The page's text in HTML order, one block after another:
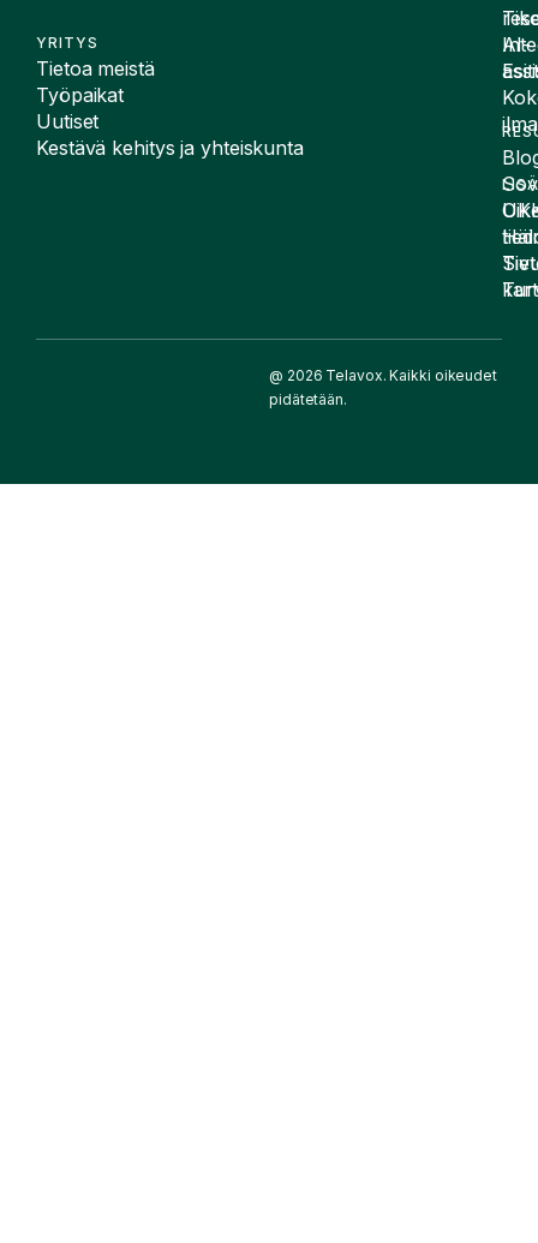
YRITYS
Tietoa meistä
Työpaikat
Uutiset
Kestävä kehitys ja yhteiskunta
AI-
@ 2026 Telavox. Kaikki oikeudet
pidätetään.